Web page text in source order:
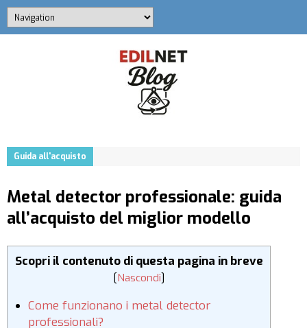
Guida all'acquisto
Metal detector professionale: guida
all’acquisto del miglior modello
Scopri il contenuto di questa pagina in breve
[Nascondi]
Come funzionano i metal detector
professionali?